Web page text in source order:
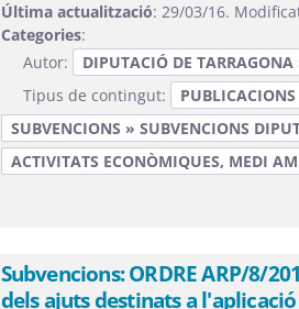
Última actualització: 29/03/16.
Categories:
Autor:
DIPUTACIÓ DE
Tipus de contingut:
SUBVENCIONS » SUBVENCIONS
ACTIVITATS ECONÒMIQUES, MEDI
Subvencions: ORDRE ARP/8/
dels ajuts destinats a